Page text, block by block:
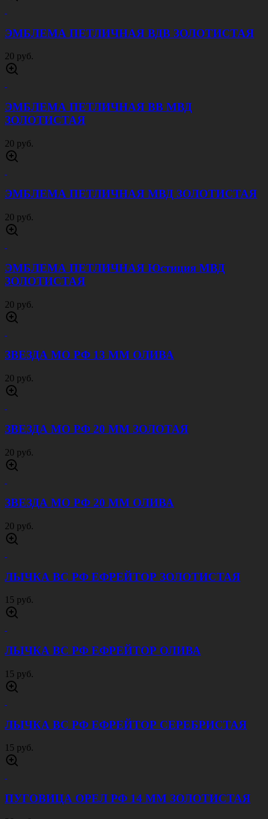
ЭМБЛЕМА ПЕТЛИЧНАЯ ВДВ ЗОЛОТИСТАЯ
20 руб.
ЭМБЛЕМА ПЕТЛИЧНАЯ ВВ МВД
ЗОЛОТИСТАЯ
20 руб.
ЭМБЛЕМА ПЕТЛИЧНАЯ МВД ЗОЛОТИСТАЯ
20 руб.
ЭМБЛЕМА ПЕТЛИЧНАЯ Юстиция МВД
ЗОЛОТИСТАЯ
20 руб.
ЗВЕЗДА МО РФ 13 ММ ОЛИВА
20 руб.
ЗВЕЗДА МО РФ 20 ММ ЗОЛОТАЯ
20 руб.
ЗВЕЗДА МО РФ 20 ММ ОЛИВА
20 руб.
ЛЫЧКА ВС РФ ЕФРЕЙТОР ЗОЛОТИСТАЯ
15 руб.
ЛЫЧКА ВС РФ ЕФРЕЙТОР ОЛИВА
15 руб.
ЛЫЧКА ВС РФ ЕФРЕЙТОР СЕРЕБРИСТАЯ
15 руб.
ПУГОВИЦА ОРЕЛ РФ 14 ММ ЗОЛОТИСТАЯ